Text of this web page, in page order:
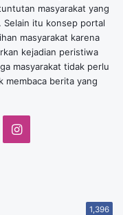
masyarakat yang
Selain itu konsep portal
masyarakat karena
kejadian peristiwa
masyarakat tidak perlu
membaca berita yang
Instagram
1,396